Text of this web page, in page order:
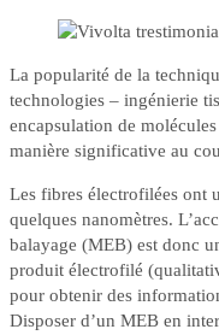
La popularité de la
technologies – ingénierie
encapsulation de
manière significative au
Les fibres électrofilées ont
quelques nanomètres.
balayage (MEB) est donc
produit électrofilé
pour obtenir des
Disposer d’un MEB en